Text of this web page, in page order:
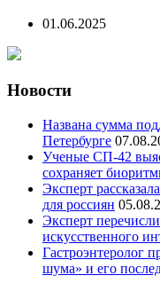
01.06.2025
Новости
Названа сумма
Петербурге
Ученые СП-42
сохраняет
Эксперт
для россиян
Эксперт
искусственного
Гастроэнтеролог
шума» и его